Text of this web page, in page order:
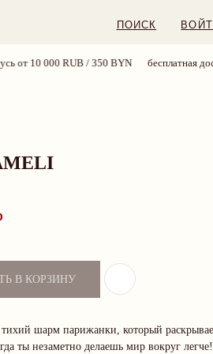
10 000 RUB / 350 BYN бесплатная
ВОЙТИ
В КОРЗИНУ
шарм парижанки, который
ты незаметно делаешь мир вокруг легче!